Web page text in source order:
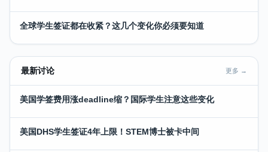
全球学生签证都在收紧？这几个变化你必须要知道
最新讨论 更多 →
美国学签费用涨deadline缩？国际学生注意这些变化
美国DHS学生签证4年上限！STEM博士被卡中间